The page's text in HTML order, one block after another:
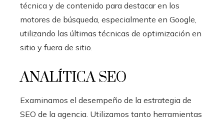
técnica y de contenido para destacar en los
motores de búsqueda, especialmente en Google,
utilizando las últimas técnicas de optimización en
sitio y fuera de sitio.
ANALÍTICA SEO
Examinamos el desempeño de la estrategia de
SEO de la agencia. Utilizamos tanto herramientas